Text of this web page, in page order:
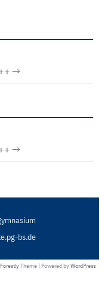
→
→
bs.de
Forestly Theme | Powered by WordPress